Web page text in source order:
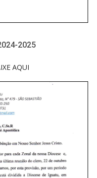
2025
AQUI